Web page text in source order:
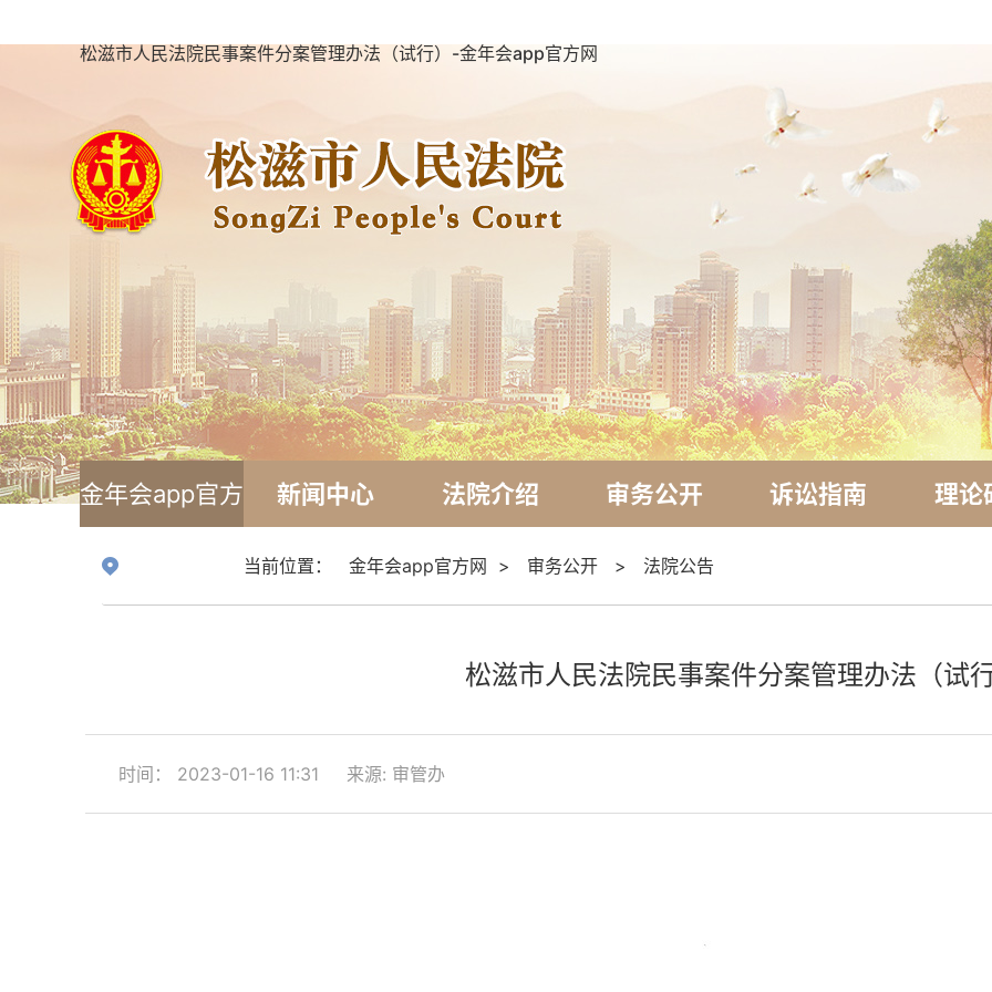
松滋市人民法院民事案件分案管理办法（试行）-金年会app官方网
金年会app官方 新闻中心 法院介绍 审务公开 诉讼指南 理论
当前位置： 金年会app官方网 > 审务公开 > 法院公告
松滋市人民法院民事案件分案管理办法（试
时间： 2023-01-16 11:31 来源: 审管办